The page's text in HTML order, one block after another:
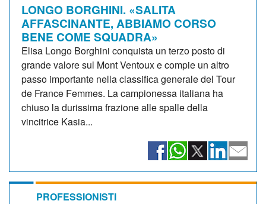
LONGO BORGHINI. «SALITA
AFFASCINANTE, ABBIAMO CORSO
BENE COME SQUADRA»
Elisa Longo Borghini conquista un terzo posto di
grande valore sul Mont Ventoux e compie un altro
passo importante nella classifica generale del Tour
de France Femmes. La campionessa italiana ha
chiuso la durissima frazione alle spalle della
vincitrice Kasia...
PROFESSIONISTI